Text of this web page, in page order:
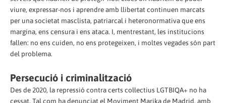
viure, expressar-nos i aprendre amb llibertat continuen marcats
per una societat masclista, patriarcal i heteronormativa que ens
margina, ens censura i ens ataca. I, mentrestant, les institucions
fallen: no ens cuiden, no ens protegeixen, i moltes vegades són part
del problema.
Persecució i criminalització
Des de 2020, la repressió contra certs col·lectius LGTBIQA+ no ha
cessat. Tal com ha denunciat el Moviment Marika de Madrid, amb